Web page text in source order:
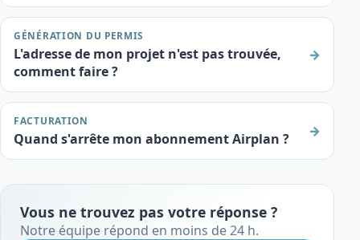
GÉNÉRATION DU PERMIS
L'adresse de mon projet n'est pas trouvée,
comment faire ?
→
FACTURATION
Quand s'arrête mon abonnement Airplan ? →
Vous ne trouvez pas votre réponse ?
Notre équipe répond en moins de 24 h.